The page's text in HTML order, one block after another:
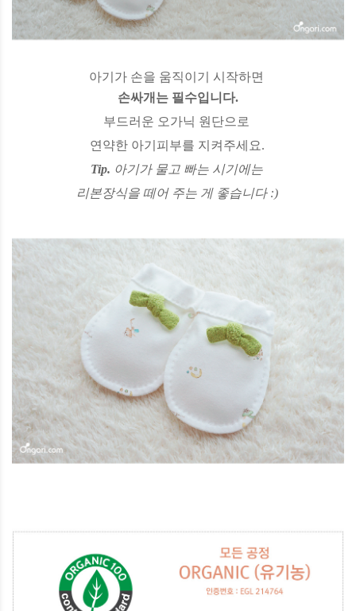
아기가 손을 움직이기 시작하면
손싸개는 필수입니다.
부드러운 오가닉 원단으로
연약한 아기피부를 지켜주세요.
Tip. 아기가 물고 빠는 시기에는
리본장식을 떼어 주는 게 좋습니다 :)